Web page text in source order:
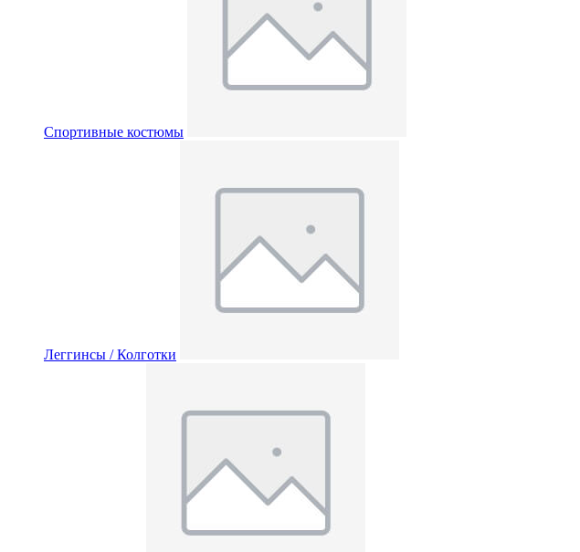
Спортивные костюмы
Леггинсы / Колготки